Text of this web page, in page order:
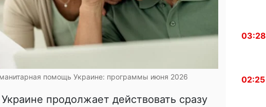
помощь Украине: программы июня 2026
продолжает действовать сразу
03:28
02:25